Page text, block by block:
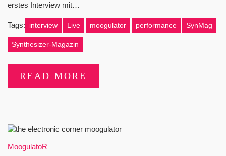
erstes Interview mit…
Tags: interview Live moogulator performance SynMag
Synthesizer-Magazin
READ MORE
MoogulatoR